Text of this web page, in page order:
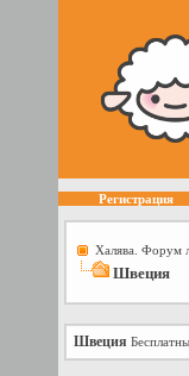
Регистрация
Халява. Форум
Швеция
Швеция